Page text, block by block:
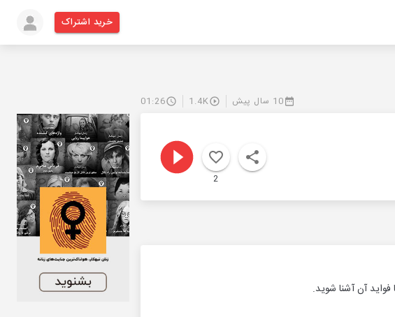
خرید اشتراک
10 سال پیش 1.4K
01:26
2
آن آشنا شوید.